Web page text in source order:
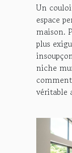
Un
espace
maison.
plus
niche
véritable